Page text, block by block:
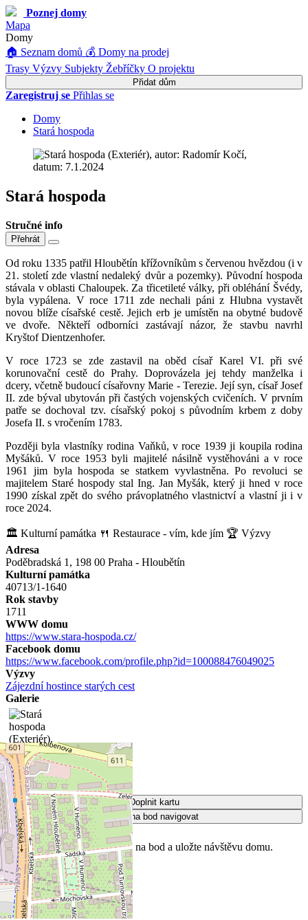
Poznej domy
Mapa
Domy
🏠 Seznam domů 💰 Domy na prodej
Trasy Výzvy Subjekty Žebříčky O projektu
Přidat dům
Zaregistruj se Přihlas se
Domy
Stará hospoda
Stará hospoda
Stručné info
Přehrát
Od roku 1335 patřil Hloubětín křížovníkům s červenou hvězdou (i v
21. století zde vlastní nedaleký dvůr a pozemky). Původní hospoda
stávala v oblasti Chaloupek. Za třicetileté války, při obléhání Švédy,
byla vypálena. V roce 1711 zde nechali páni z Hlubna vystavět
novou blíže císařské cestě. Jejich erb je umístěn na obytné budově
ve dvoře. Někteří odborníci zastávají názor, že stavbu navrhl
Kryštof Dientzenhofer.
V roce 1723 se zde zastavil na oběd císař Karel VI. při své
korunovační cestě do Prahy. Doprovázela jej tehdy manželka i
dcery, včetně budoucí císařovny Marie - Terezie. Její syn, císař Josef
II. zde býval ubytován při častých vojenských cvičeních. V prvním
patře se dochoval tzv. císařský pokoj s původním krbem z doby
Josefa II. s vročením 1783.
Později byla vlastníky rodina Vaňků, v roce 1939 ji koupila rodina
Myšáků. V roce 1953 byli majitelé násilně vystěhováni a v roce
1961 jim byla hospoda se statkem vyvlastněna. Po revoluci se
majitelem Staré hospody stal Ing. Jan Myšák, který ji hned v roce
1990 získal zpět do svého právoplatného vlastnictví a vlastní ji i v
roce 2024.
🏛️ Kulturní památka 🍴 Restaurace - vím, kde jím 🏆 Výzvy
Adresa
Poděbradská 1, 198 00 Praha - Hloubětín
Kulturní památka
40713/1-1640
Rok stavby
1711
WWW domu
https://www.stara-hospoda.cz/
Facebook domu
https://www.facebook.com/profile.php?id=100088476049025
Výzvy
Zájezdní hostince starých cest
Galerie
Doplnit kartu
Chci na bod navigovat
Krátký návod k webu
✅
Klikněte níže na mapě na bod a uložte návštěvu domu.